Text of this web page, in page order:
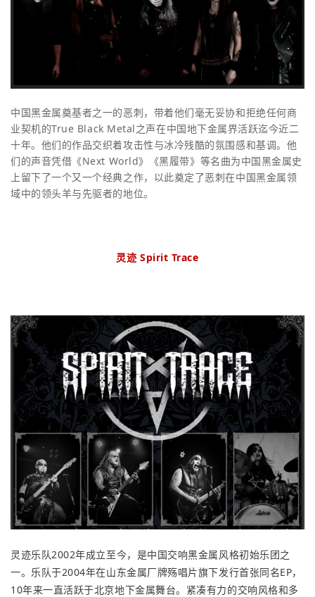
中国黑金属奠基者之一的恶刺，带着他们毫无妥协和拒绝任何商
业契机的True Black Metal之声在中国地下金属界活跃迄今近二
十年。他们的作品交织着攻击性与冰冷残酷的氛围感和基调。他
们的声音凭借《Next World》《黑履带》等名曲为中国黑金属史
上留下了一个又一个经典之作，以此奠定了恶刺在中国黑金属领
域中的领头羊与先驱者的地位。
灵迹 Spirit Trace
灵迹乐队2002年成立至今，是中国交响黑金属风格初始乐团之
一。乐队于2004年在山东金属厂牌殇唱片旗下发行首张同名EP，
10年来一直活跃于北京地下金属舞台。紧凑有力的交响风格和多